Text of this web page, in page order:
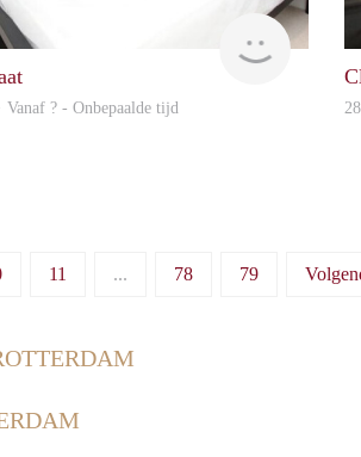
Woning
Vanaf ? - Onbepaalde tijd
11 ... 78 79